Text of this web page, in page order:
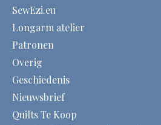
SewEzi.eu
Longarm atelier
Patronen
Overig
Geschiedenis
Nieuwsbrief
Quilts Te Koop